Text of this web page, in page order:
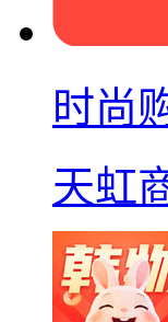
时尚
天虹